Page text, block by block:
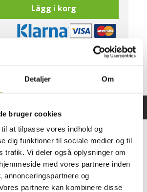
Detaljer Om
bruger cookies
at tilpasse vores indhold og
dig funktioner til sociale medier og til
trafik. Vi deler også oplysninger om
med vores partnere inden
annonceringspartnere og
partnere kan kombinere disse
Lägg i korg
040-60 60 680
Bruksanvisning